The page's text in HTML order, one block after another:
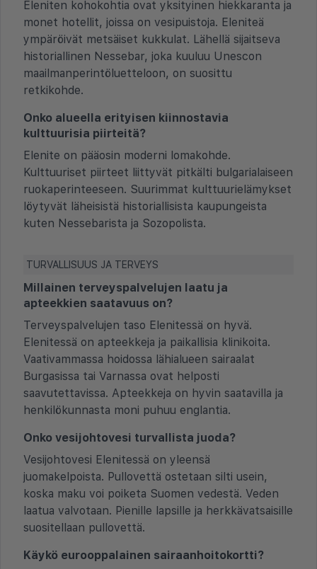
Eleniten kohokohtia ovat yksityinen hiekkaranta ja
monet hotellit, joissa on vesipuistoja. Eleniteä
ympäröivät metsäiset kukkulat. Lähellä sijaitseva
historiallinen Nessebar, joka kuuluu Unescon
maailmanperintöluetteloon, on suosittu
retkikohde.
Onko alueella erityisen kiinnostavia
kulttuurisia piirteitä?
Elenite on pääosin moderni lomakohde.
Kulttuuriset piirteet liittyvät pitkälti bulgarialaiseen
ruokaperinteeseen. Suurimmat kulttuurielämykset
löytyvät läheisistä historiallisista kaupungeista
kuten Nessebarista ja Sozopolista.
TURVALLISUUS JA TERVEYS
Millainen terveyspalvelujen laatu ja
apteekkien saatavuus on?
Terveyspalvelujen taso Elenitessä on hyvä.
Elenitessä on apteekkeja ja paikallisia klinikoita.
Vaativammassa hoidossa lähialueen sairaalat
Burgasissa tai Varnassa ovat helposti
saavutettavissa. Apteekkeja on hyvin saatavilla ja
henkilökunnasta moni puhuu englantia.
Onko vesijohtovesi turvallista juoda?
Vesijohtovesi Elenitessä on yleensä
juomakelpoista. Pullovettä ostetaan silti usein,
koska maku voi poiketa Suomen vedestä. Veden
laatua valvotaan. Pienille lapsille ja herkkävatsaisille
suositellaan pullovettä.
Käykö eurooppalainen sairaanhoitokortti?